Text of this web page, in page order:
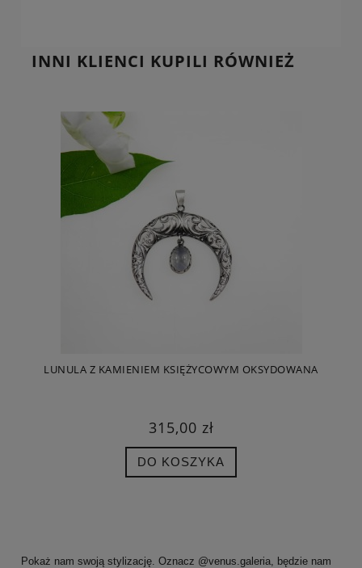
INNI KLIENCI KUPILI RÓWNIEŻ
LUNULA Z KAMIENIEM KSIĘŻYCOWYM OKSYDOWANA
315,00 zł
DO KOSZYKA
Pokaż nam swoją stylizację. Oznacz @venus.galeria, będzie nam